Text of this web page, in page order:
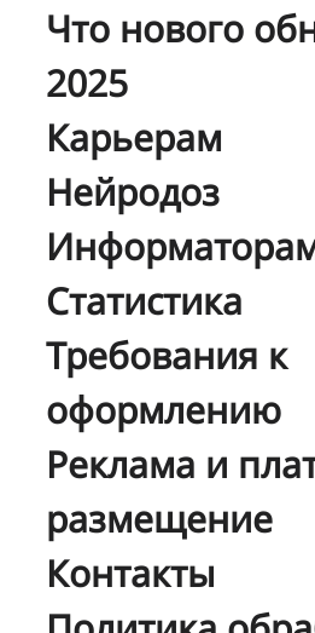
Что нового
2025
Карьерам
Нейродоз
Статистика
Требования к
оформлению
Реклама и
размещение
Контакты